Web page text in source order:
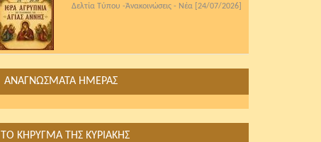
Δελτία Τύπου -Ἀνακοινώσεις - Νέα [24/07/2026]
ΑΝΑΓΝΩΣΜΑΤΑ ΗΜΕΡΑΣ
ΤΟ ΚΗΡΥΓΜΑ ΤΗΣ ΚΥΡΙΑΚΗΣ